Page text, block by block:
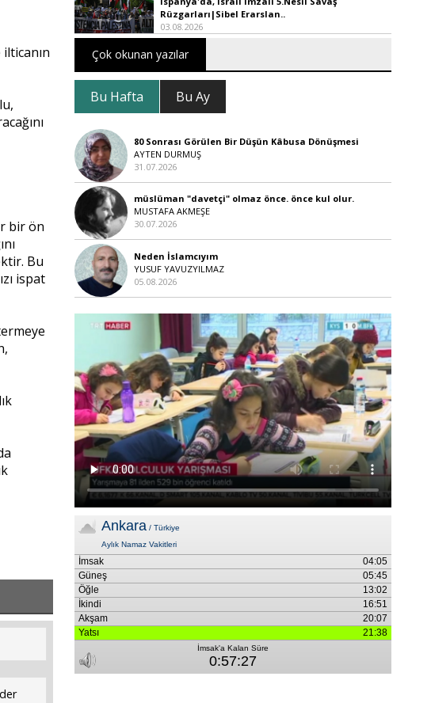
bir ön
Bu
ispat
Rüzgarları|Sibel Erarslan..
03.08.2026
Çok okunan yazılar
Bu Hafta Bu Ay
80 Sonrası Görülen Bir Düşün Kâbusa Dönüşmesi
AYTEN DURMUŞ
31.07.2026
müslüman "davetçi" olmaz önce. önce kul olur.
MUSTAFA AKMEŞE
30.07.2026
Neden İslamcıyım
YUSUF YAVUZYILMAZ
05.08.2026